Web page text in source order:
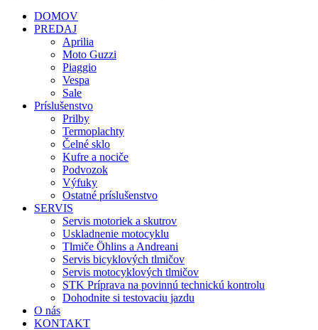
DOMOV
PREDAJ
Aprilia
Moto Guzzi
Piaggio
Vespa
Sale
Príslušenstvo
Prilby
Termoplachty
Čelné sklo
Kufre a nociče
Podvozok
Výfuky
Ostatné príslušenstvo
SERVIS
Servis motoriek a skutrov
Uskladnenie motocyklu
Tlmiče Öhlins a Andreani
Servis bicyklových tlmičov
Servis motocyklových tlmičov
STK Príprava na povinnú technickú kontrolu
Dohodnite si testovaciu jazdu
O nás
KONTAKT